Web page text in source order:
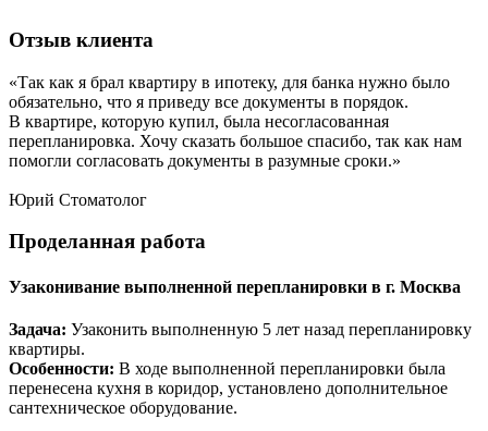
Отзыв клиента
«Так как я брал квартиру в ипотеку, для банка нужно было
обязательно, что я приведу все документы в порядок.
В квартире, которую купил, была несогласованная
перепланировка. Хочу сказать большое спасибо, так как нам
помогли согласовать документы в разумные сроки.»
Юрий Стоматолог
Проделанная работа
Узаконивание выполненной перепланировки в г. Москва
Задача: Узаконить выполненную 5 лет назад перепланировку
квартиры.
Особенности: В ходе выполненной перепланировки была
перенесена кухня в коридор, установлено дополнительное
сантехническое оборудование.